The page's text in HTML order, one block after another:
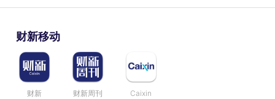
财新移动
财新 财新周刊 Caixin